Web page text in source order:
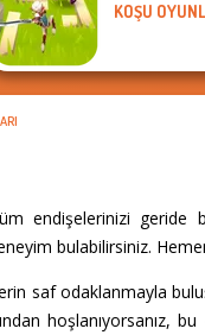
KOŞU
endişelerinizi geride
bulabilirsiniz.
saf odaklanmayla
hoşlanıyorsanız,